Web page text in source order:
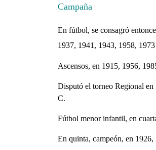
Campaña
En fútbol, se consagró
1937, 1941, 1943, 1958,
Ascensos, en 1915, 1956,
Disputó el torneo Regional
C.
Fútbol menor infantil, en
En quinta, campeón, en